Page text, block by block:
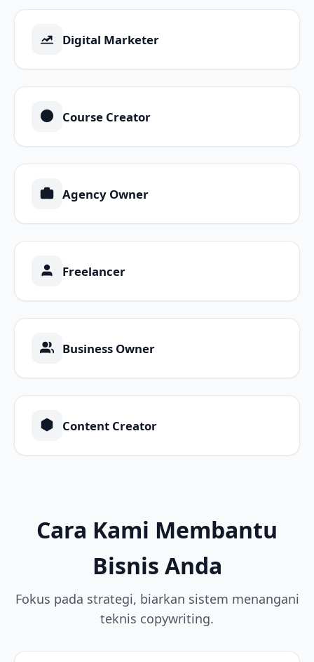
Digital Marketer
Course Creator
Agency Owner
Freelancer
Business Owner
Content Creator
Cara Kami Membantu
Bisnis Anda
Fokus pada strategi, biarkan sistem menangani
teknis copywriting.